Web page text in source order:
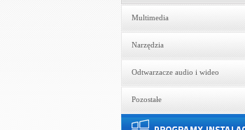
Multimedia
Narzędzia
Odtwarzacze audio i wideo
Pozostałe